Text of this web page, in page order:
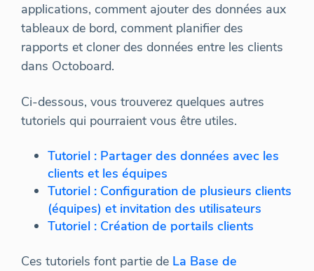
applications, comment ajouter des données aux
tableaux de bord, comment planifier des
rapports et cloner des données entre les clients
dans Octoboard.
Ci-dessous, vous trouverez quelques autres
tutoriels qui pourraient vous être utiles.
Tutoriel : Partager des données avec les
clients et les équipes
Tutoriel : Configuration de plusieurs clients
(équipes) et invitation des utilisateurs
Tutoriel : Création de portails clients
Ces tutoriels font partie de La Base de